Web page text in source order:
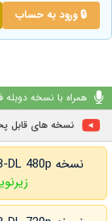
🔒 ورود به حساب
همراه با نسخه دوبله
نسخه های قابل
نسخه WEB-DL 480p